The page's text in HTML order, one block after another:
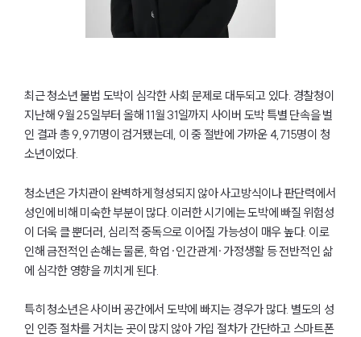
최근 청소년 불법 도박이 심각한 사회 문제로 대두되고 있다. 경찰청이
지난해 9월 25일부터 올해 11월 31일까지 사이버 도박 특별 단속을 벌
인 결과 총 9,971명이 검거됐는데, 이 중 절반에 가까운 4,715명이 청
소년이었다.
청소년은 가치관이 완벽하게 형성되지 않아 사고방식이나 판단력에서
성인에 비해 미숙한 부분이 많다. 이러한 시기에는 도박에 빠질 위험성
이 더욱 클 뿐더러, 심리적 중독으로 이어질 가능성이 매우 높다. 이로
인해 금전적인 손해는 물론, 학업·인간관계·가정생활 등 전반적인 삶
에 심각한 영향을 끼치게 된다.
특히 청소년은 사이버 공간에서 도박에 빠지는 경우가 많다. 별도의 성
인 인증 절차를 거치는 곳이 많지 않아 가입 절차가 간단하고 스마트폰